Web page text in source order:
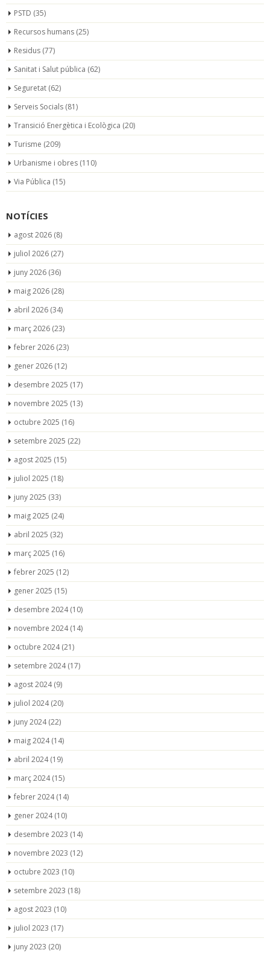
PSTD (35)
Recursos humans (25)
Residus (77)
Sanitat i Salut pública (62)
Seguretat (62)
Serveis Socials (81)
Transició Energètica i Ecològica (20)
Turisme (209)
Urbanisme i obres (110)
Via Pública (15)
NOTÍCIES
agost 2026 (8)
juliol 2026 (27)
juny 2026 (36)
maig 2026 (28)
abril 2026 (34)
març 2026 (23)
febrer 2026 (23)
gener 2026 (12)
desembre 2025 (17)
novembre 2025 (13)
octubre 2025 (16)
setembre 2025 (22)
agost 2025 (15)
juliol 2025 (18)
juny 2025 (33)
maig 2025 (24)
abril 2025 (32)
març 2025 (16)
febrer 2025 (12)
gener 2025 (15)
desembre 2024(10)
novembre 2024(14)
octubre 2024(21)
setembre 2024(17)
agost 2024(9)
juliol 2024(20)
juny 2024(22)
maig 2024(14)
abril 2024(19)
març 2024(15)
febrer 2024(14)
gener 2024(10)
desembre 2023 (14)
novembre 2023 (12)
octubre 2023 (10)
setembre 2023 (18)
agost 2023 (10)
juliol 2023 (17)
juny 2023 (20)